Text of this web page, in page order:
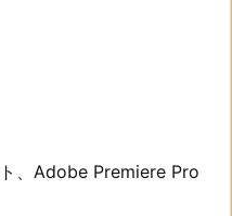
、Adobe Premiere Pro